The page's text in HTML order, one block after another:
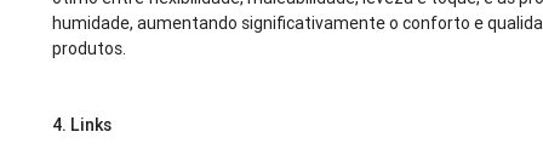
humidade, aumentando significativamente o conforto e
produtos.
4. Links